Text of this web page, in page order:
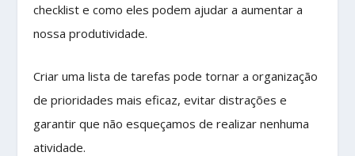
checklist e como eles podem ajudar a aumentar a
nossa produtividade.
Criar uma lista de tarefas pode tornar a organização
de prioridades mais eficaz, evitar distrações e
garantir que não esqueçamos de realizar nenhuma
atividade.